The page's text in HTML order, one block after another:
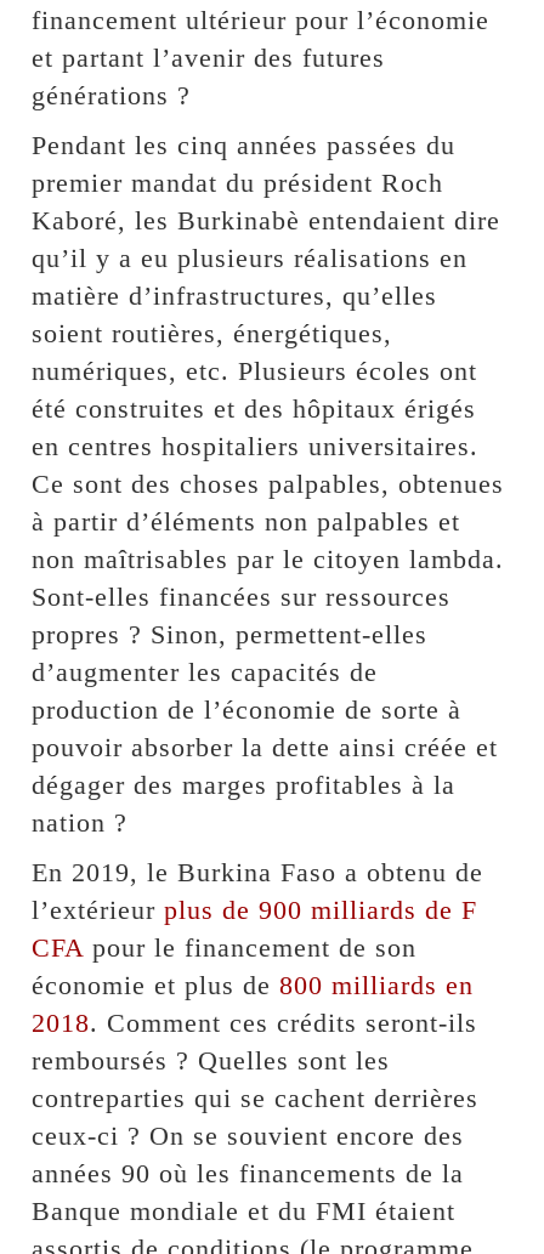
financement ultérieur pour l’économie
et partant l’avenir des futures
générations ?
Pendant les cinq années passées du
premier mandat du président Roch
Kaboré, les Burkinabè entendaient dire
qu’il y a eu plusieurs réalisations en
matière d’infrastructures, qu’elles
soient routières, énergétiques,
numériques, etc. Plusieurs écoles ont
été construites et des hôpitaux érigés
en centres hospitaliers universitaires.
Ce sont des choses palpables, obtenues
à partir d’éléments non palpables et
non maîtrisables par le citoyen lambda.
Sont-elles financées sur ressources
propres ? Sinon, permettent-elles
d’augmenter les capacités de
production de l’économie de sorte à
pouvoir absorber la dette ainsi créée et
dégager des marges profitables à la
nation ?
En 2019, le Burkina Faso a obtenu de
l’extérieurplus de 900 milliards de F
CFA pour le financement de son
économie et plus de800 milliards en
2018. Comment ces crédits seront-ils
remboursés ? Quelles sont les
contreparties qui se cachent derrières
ceux-ci ? On se souvient encore des
années 90 où les financements de la
Banque mondiale et du FMI étaient